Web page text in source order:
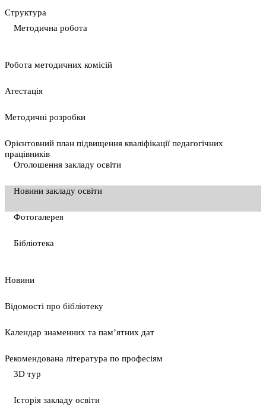
Cтруктура
Методична робота
Pобота методичних комісій
Атестація
Методичні розробки
Орієнтовний план підвищення кваліфікації педагогічних
працівників
Оголошення закладу освіти
Новини закладу освіти
Фотогалерея
Бібліотека
Новини
Відомості про бібліотеку
Календар знаменних та пам’ятних дат
Рекомендована література по професіям
3D тур
Історія закладу освіти